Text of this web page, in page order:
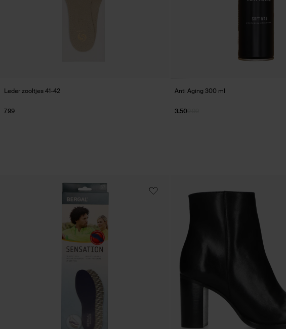
Leder zooltjes 41-42
7.99
Anti Aging 300 ml
9.99
3.50